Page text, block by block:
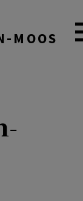
MOOS